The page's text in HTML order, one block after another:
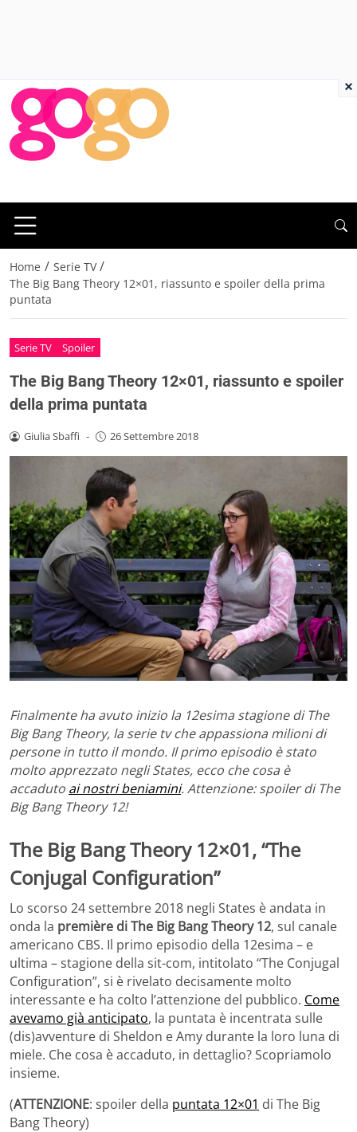
Home / Serie TV /
The Big Bang Theory 12×01, riassunto e spoiler della prima
puntata
Serie TV Spoiler
The Big Bang Theory 12×01, riassunto e spoiler
della prima puntata
Giulia Sbaffi - 26 Settembre 2018
Finalmente ha avuto inizio la 12esima stagione di The
Big Bang Theory, la serie tv che appassiona milioni di
persone in tutto il mondo. Il primo episodio è stato
molto apprezzato negli States, ecco che cosa è
accaduto ai nostri beniamini. Attenzione: spoiler di The
Big Bang Theory 12!
The Big Bang Theory 12×01, “The
Conjugal Configuration”
Lo scorso 24 settembre 2018 negli States è andata in
onda la première di The Big Bang Theory 12, sul canale
americano CBS. Il primo episodio della 12esima – e
ultima – stagione della sit-com, intitolato “The Conjugal
Configuration”, si è rivelato decisamente molto
interessante e ha colto l’attenzione del pubblico. Come
avevamo già anticipato, la puntata è incentrata sulle
(dis)avventure di Sheldon e Amy durante la loro luna di
miele. Che cosa è accaduto, in dettaglio? Scopriamolo
insieme.
(ATTENZIONE: spoiler della puntata 12×01 di The Big
Bang Theory)
×